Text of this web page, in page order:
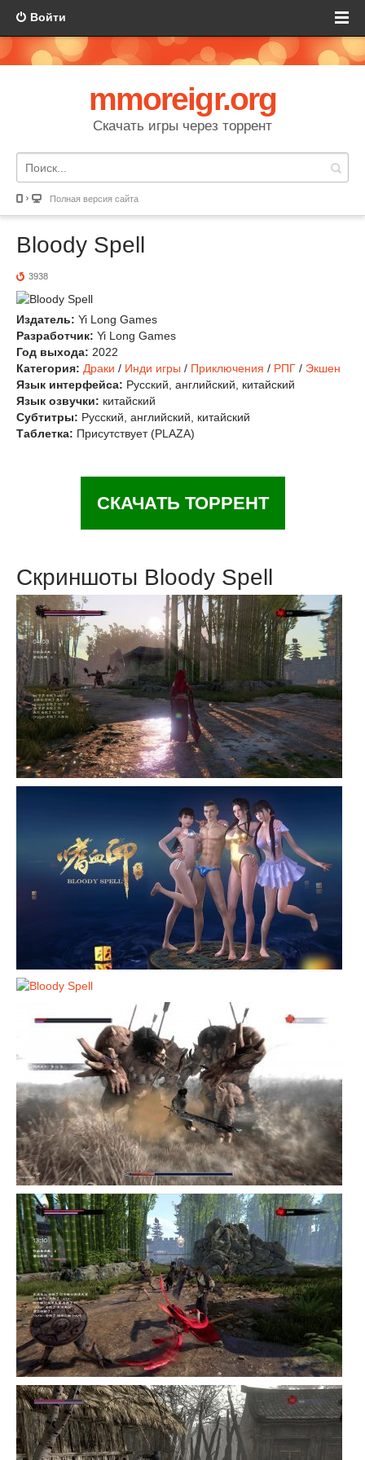
Войти
mmoreigr.org
Скачать игры через торрент
Полная версия сайта
Bloody Spell
3938
Издатель: Yi Long Games
Разработчик: Yi Long Games
Год выхода: 2022
Категория: Драки / Инди игры / Приключения / РПГ / Экшен
Язык интерфейса: Русский, английский, китайский
Язык озвучки: китайский
Субтитры: Русский, английский, китайский
Таблетка: Присутствует (PLAZA)
СКАЧАТЬ ТОРРЕНТ
Скриншоты Bloody Spell